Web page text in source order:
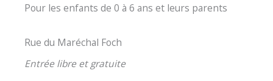
Pour les enfants de 0 à 6 ans et leurs parents
Rue du Maréchal Foch
Entrée libre et gratuite